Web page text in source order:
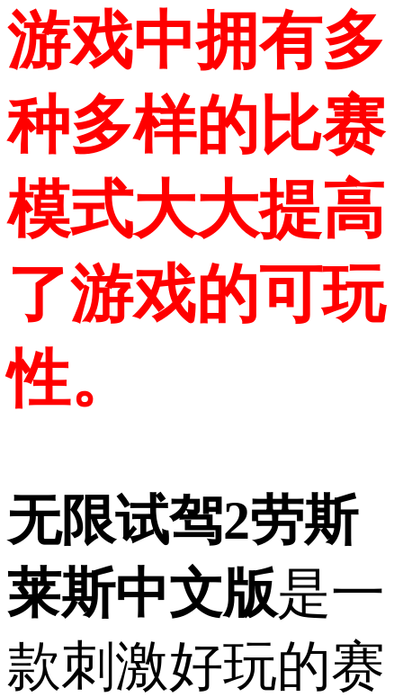
游戏中拥有多
种多样的比赛
模式大大提高
了游戏的可玩
性。
无限试驾2劳斯
莱斯中文版是一
款刺激好玩的赛